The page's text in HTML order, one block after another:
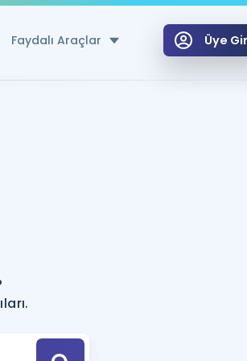
Faydalı Araçlar
Hesaplama Aracı
için Öneriler
Tek Takvimde
Üye
Hoca ile seni sınava hazırlayacak onlarca